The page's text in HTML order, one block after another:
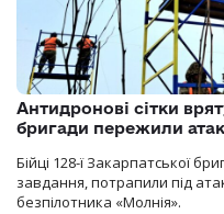
Антидронові сітки
бригади пережили
Бійці 128-ї Закарпатської
завдання, потрапили під
безпілотника «Молнія».